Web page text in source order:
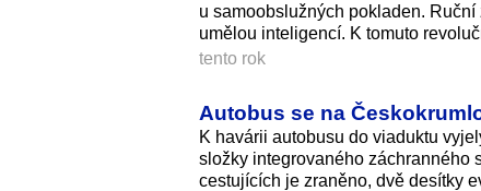
u samoobslužných pokladen.
umělou inteligencí. K tomuto
tento rok
Autobus se na
K havárii autobusu do viaduktu
složky integrovaného záchranného
cestujících je zraněno, dvě desítky